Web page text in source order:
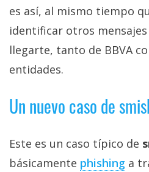
es así, al mismo tiempo
identificar otros
llegarte, tanto de BBVA
entidades.
Un nuevo caso de
Este es un caso típico de
básicamente phishing‎ a